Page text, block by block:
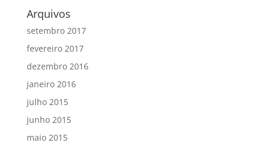
Arquivos
setembro 2017
fevereiro 2017
dezembro 2016
janeiro 2016
julho 2015
junho 2015
maio 2015